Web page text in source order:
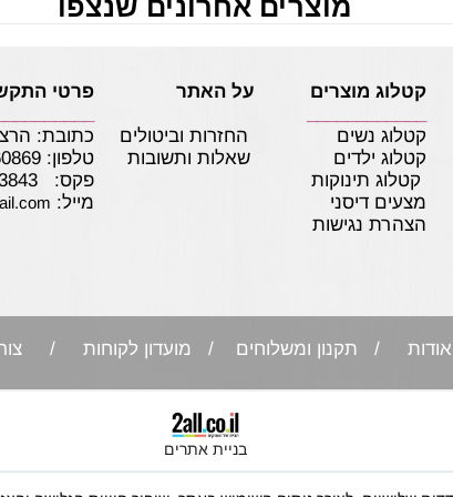
מוצרים אחרונים שנצפו
קטלוג מוצרים על האתר
קטלוג נשים
החזרות וביטולים
קטלוג ילדים
שאלות ותשובות
קטלוג תינוקות
מצעים דיסני
הצהרת נגישות
פרטי
כתובת: הרצל 42
טלפון:
פקס: 09-8843843
מייל:
אודות / תקנון ומשלוחים / מועדון לקוחות /
בניית אתרים